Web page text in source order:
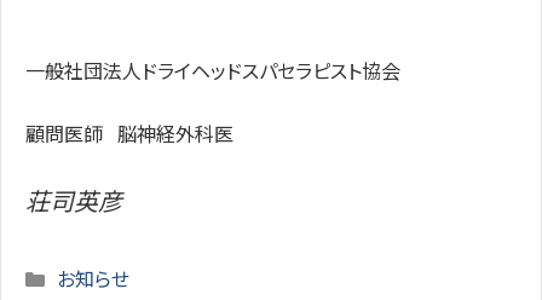
一般社団法人ドライヘッドスパセラピスト協会
顧問医師 脳神経外科医
荘司英彦
Categories
お知らせ